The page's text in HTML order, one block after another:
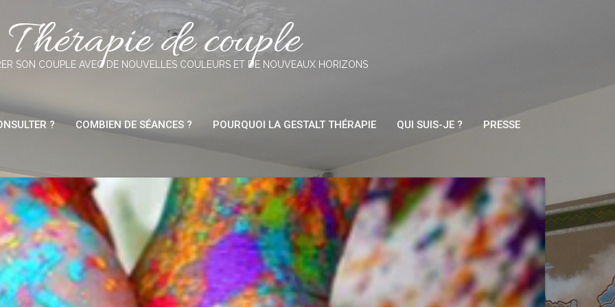
Thérapie de couple
SON COUPLE AVEC DE NOUVELLES COULEURS ET DE NOUVEAUX HORIZONS
? COMBIEN DE SÉANCES ? POURQUOI LA GESTALT THÉRAPIE QUI SUIS-JE ? PRESSE